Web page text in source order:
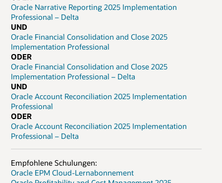
Oracle Narrative Reporting 2025 Implementation
Professional – Delta
UND
Oracle Financial Consolidation and Close 2025
Implementation Professional
ODER
Oracle Financial Consolidation and Close 2025
Implementation Professional – Delta
UND
Oracle Account Reconciliation 2025 Implementation
Professional
ODER
Oracle Account Reconciliation 2025 Implementation
Professional – Delta
Empfohlene Schulungen:
Oracle EPM Cloud-Lernabonnement